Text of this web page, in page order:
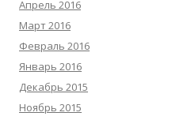
Апрель 2016
Март 2016
Февраль 2016
Январь 2016
Декабрь 2015
Ноябрь 2015